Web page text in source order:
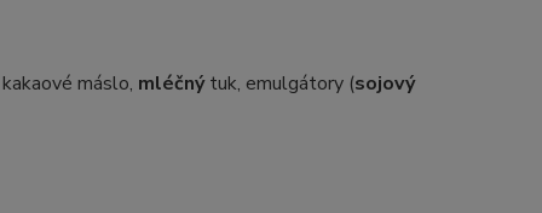
máslo, mléčnýtuk, emulgátory (sojový